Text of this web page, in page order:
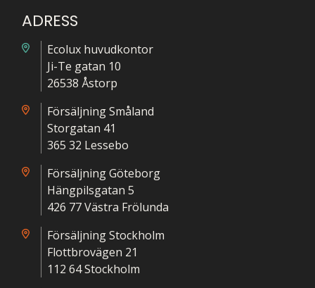
ADRESS
Ecolux huvudkontor
Ji-Te gatan 10
26538 Åstorp
Försäljning Småland
Storgatan 41
365 32 Lessebo
Försäljning Göteborg
Hängpilsgatan 5
426 77 Västra Frölunda
Försäljning Stockholm
Flottbrovägen 21
112 64 Stockholm